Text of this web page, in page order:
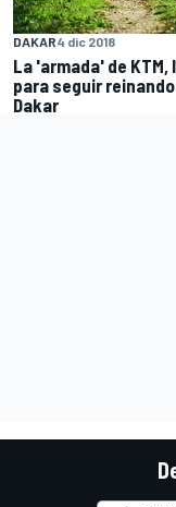
DAKAR4 dic 2018
La 'armada' de
para seguir
Dakar